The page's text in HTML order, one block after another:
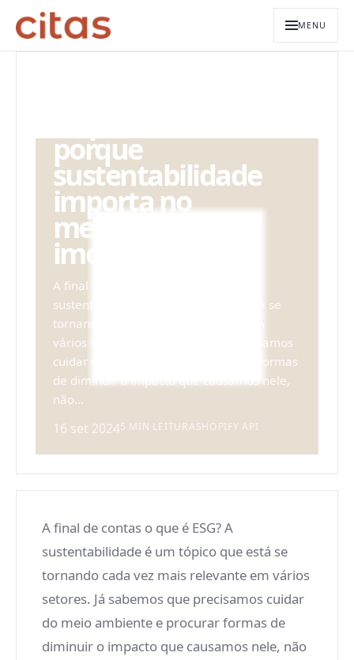
MENU
porque
sustentabilidade
importa no
mercado
imobiliário?
A final de contas o que é ESG? A
sustentabilidade é um tópico que está se
tornando cada vez mais relevante em
vários setores. Já sabemos que precisamos
cuidar do meio ambiente e procurar formas
de diminuir o impacto que causamos nele,
não...
16 set 20245 MIN LEITURASHOPIFY API
A final de contas o que é ESG? A
sustentabilidade é um tópico que está se
tornando cada vez mais relevante em vários
setores. Já sabemos que precisamos cuidar
do meio ambiente e procurar formas de
diminuir o impacto que causamos nele, não